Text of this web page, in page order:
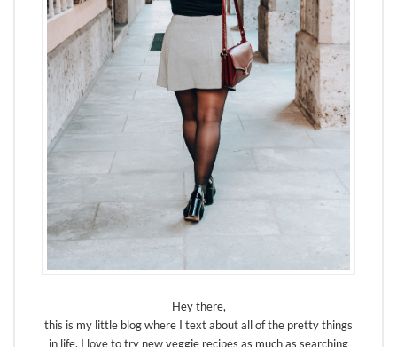
Hey there,
this is my little blog where I text about all of the pretty things
in life. I love to try new veggie recipes as much as searching